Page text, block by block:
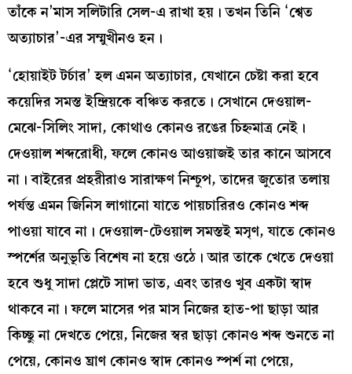
তাঁকে ন’মাস সলিটারি সেল-এ রাখা হয়। তখন তিনি ‘শ্বেত
অত্যাচার’-এর সম্মুখীনও হন।
‘হোয়াইট টর্চার’ হল এমন অত্যাচার, যেখানে চেষ্টা করা হবে
কয়েদির সমস্ত ইন্দ্রিয়কে বঞ্চিত করতে। সেখানে দেওয়াল-
মেঝে-সিলিং সাদা, কোথাও কোনও রঙের চিহ্নমাত্র নেই।
দেওয়াল শব্দরোধী, ফলে কোনও আওয়াজই তার কানে আসবে
না। বাইরের প্রহরীরাও সারাক্ষণ নিশ্চুপ, তাদের জুতোর তলায়
পর্যন্ত এমন জিনিস লাগানো যাতে পায়চারিরও কোনও শব্দ
পাওয়া যাবে না। দেওয়াল-টেওয়াল সমস্তই মসৃণ, যাতে কোনও
স্পর্শের অনুভূতি বিশেষ না হয়ে ওঠে। আর তাকে খেতে দেওয়া
হবে শুধু সাদা প্লেটে সাদা ভাত, এবং তারও খুব একটা স্বাদ
থাকবে না। ফলে মাসের পর মাস নিজের হাত-পা ছাড়া আর
কিচ্ছু না দেখতে পেয়ে, নিজের স্বর ছাড়া কোনও শব্দ শুনতে না
পেয়ে, কোনও ঘ্রাণ কোনও স্বাদ কোনও স্পর্শ না পেয়ে,